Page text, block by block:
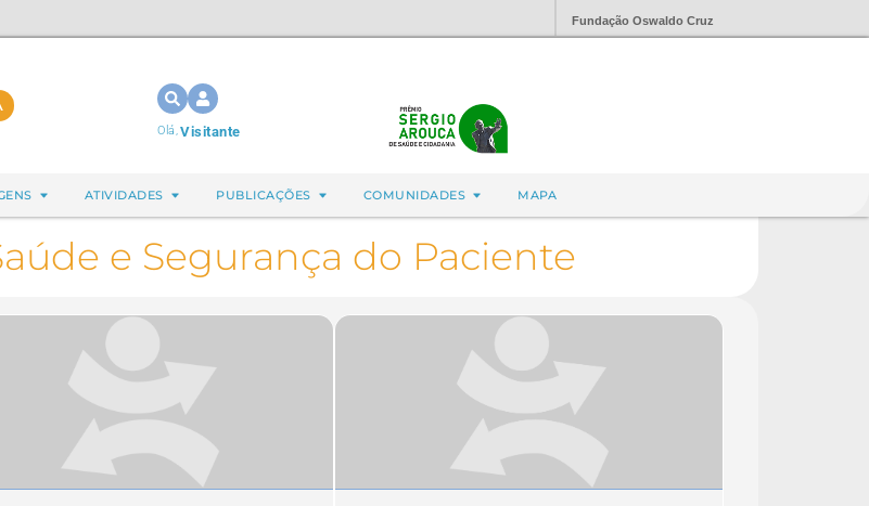
Fundação Oswaldo Cruz
Olá,Visitante
ATIVIDADES PUBLICAÇÕES COMUNIDADES MAPA
e Segurança do Paciente